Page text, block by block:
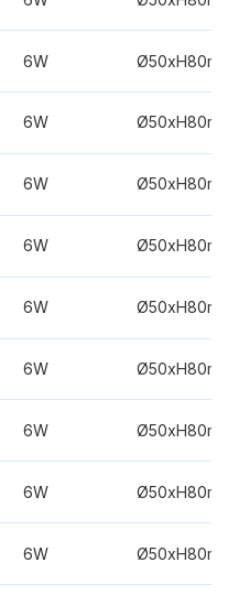
6W
6W
6W
6W
6W
6W
6W
6W
6W